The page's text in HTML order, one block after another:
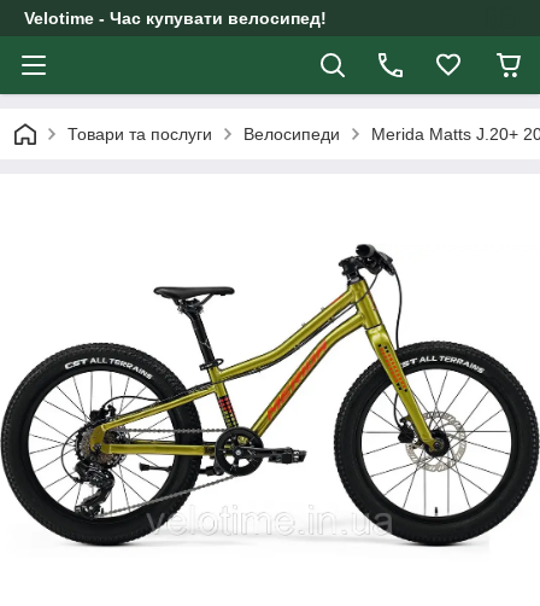
Velotime - Час купувати велосипед!
Товари та послуги Велосипеди Merida Matts J.20+